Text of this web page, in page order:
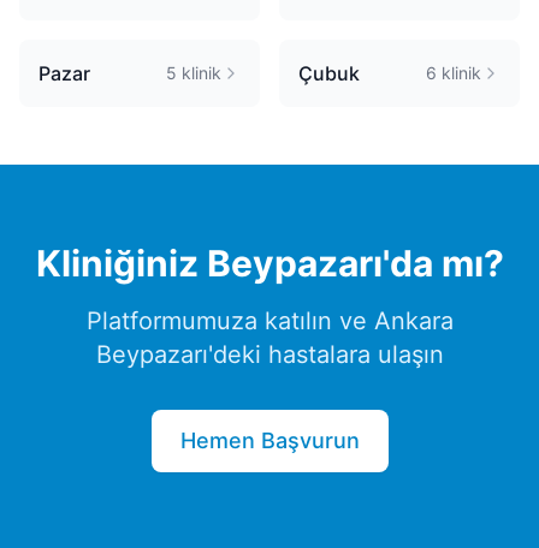
Pazar 5 klinik Çubuk 6 klinik
Kliniğiniz Beypazarı'da mı?
Platformumuza katılın ve Ankara
Beypazarı'deki hastalara ulaşın
Hemen Başvurun